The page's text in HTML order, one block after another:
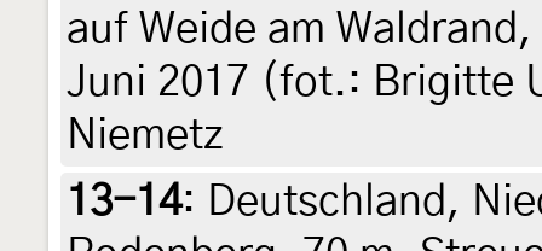
auf Weide am
Juni 2017 (fot.: Brigitte
Niemetz
13-14: Deutschland,